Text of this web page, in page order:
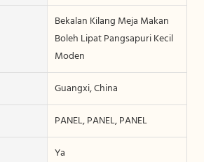
Bekalan Kilang Meja Makan
Boleh Lipat Pangsapuri Kecil
Moden
Guangxi, China
PANEL, PANEL, PANEL
Ya